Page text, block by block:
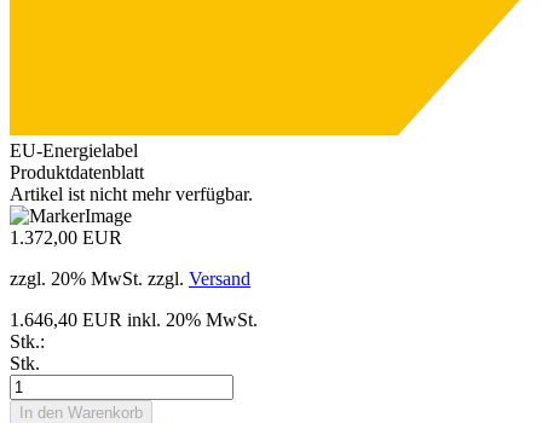
EU-Energielabel
Produktdatenblatt
Artikel ist nicht mehr verfügbar.
1.372,00 EUR
zzgl. 20% MwSt. zzgl. Versand
1.646,40 EUR inkl. 20% MwSt.
Stk.:
Stk.